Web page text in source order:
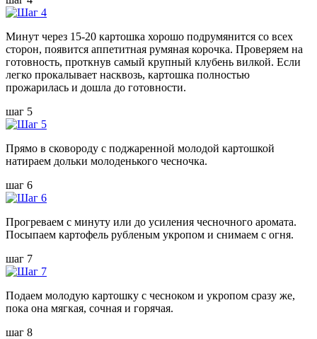
Минут через 15-20 картошка хорошо подрумянится со всех
сторон, появится аппетитная румяная корочка. Проверяем на
готовность, проткнув самый крупный клубень вилкой. Если
легко прокалывает насквозь, картошка полностью
прожарилась и дошла до готовности.
шаг 5
Прямо в сковороду с поджаренной молодой картошкой
натираем дольки молоденького чесночка.
шаг 6
Прогреваем с минуту или до усиления чесночного аромата.
Посыпаем картофель рубленым укропом и снимаем с огня.
шаг 7
Подаем молодую картошку с чесноком и укропом сразу же,
пока она мягкая, сочная и горячая.
шаг 8